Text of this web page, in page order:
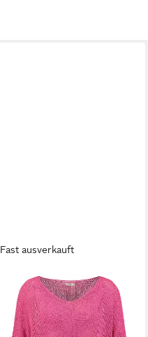
Fast ausverkauft
KEY LARGOV-Ausschnitt-
Pullover WKN FRESH v-neck
39,99 € UVP49,99 €
-20%